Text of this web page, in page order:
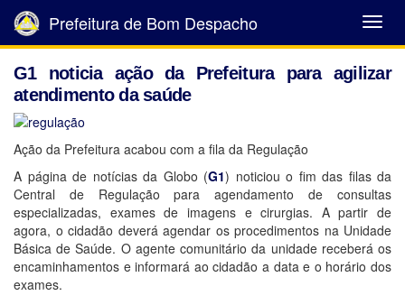
Abrir
Menu
Prefeitura de Bom Despacho
G1 noticia ação da Prefeitura para agilizar
atendimento da saúde
Ação da Prefeitura acabou com a fila da Regulação
A página de notícias da Globo (G1) noticiou o fim das filas da
Central de Regulação para agendamento de consultas
especializadas, exames de imagens e cirurgias. A partir de
agora, o cidadão deverá agendar os procedimentos na Unidade
Básica de Saúde. O agente comunitário da unidade receberá os
encaminhamentos e informará ao cidadão a data e o horário dos
exames.